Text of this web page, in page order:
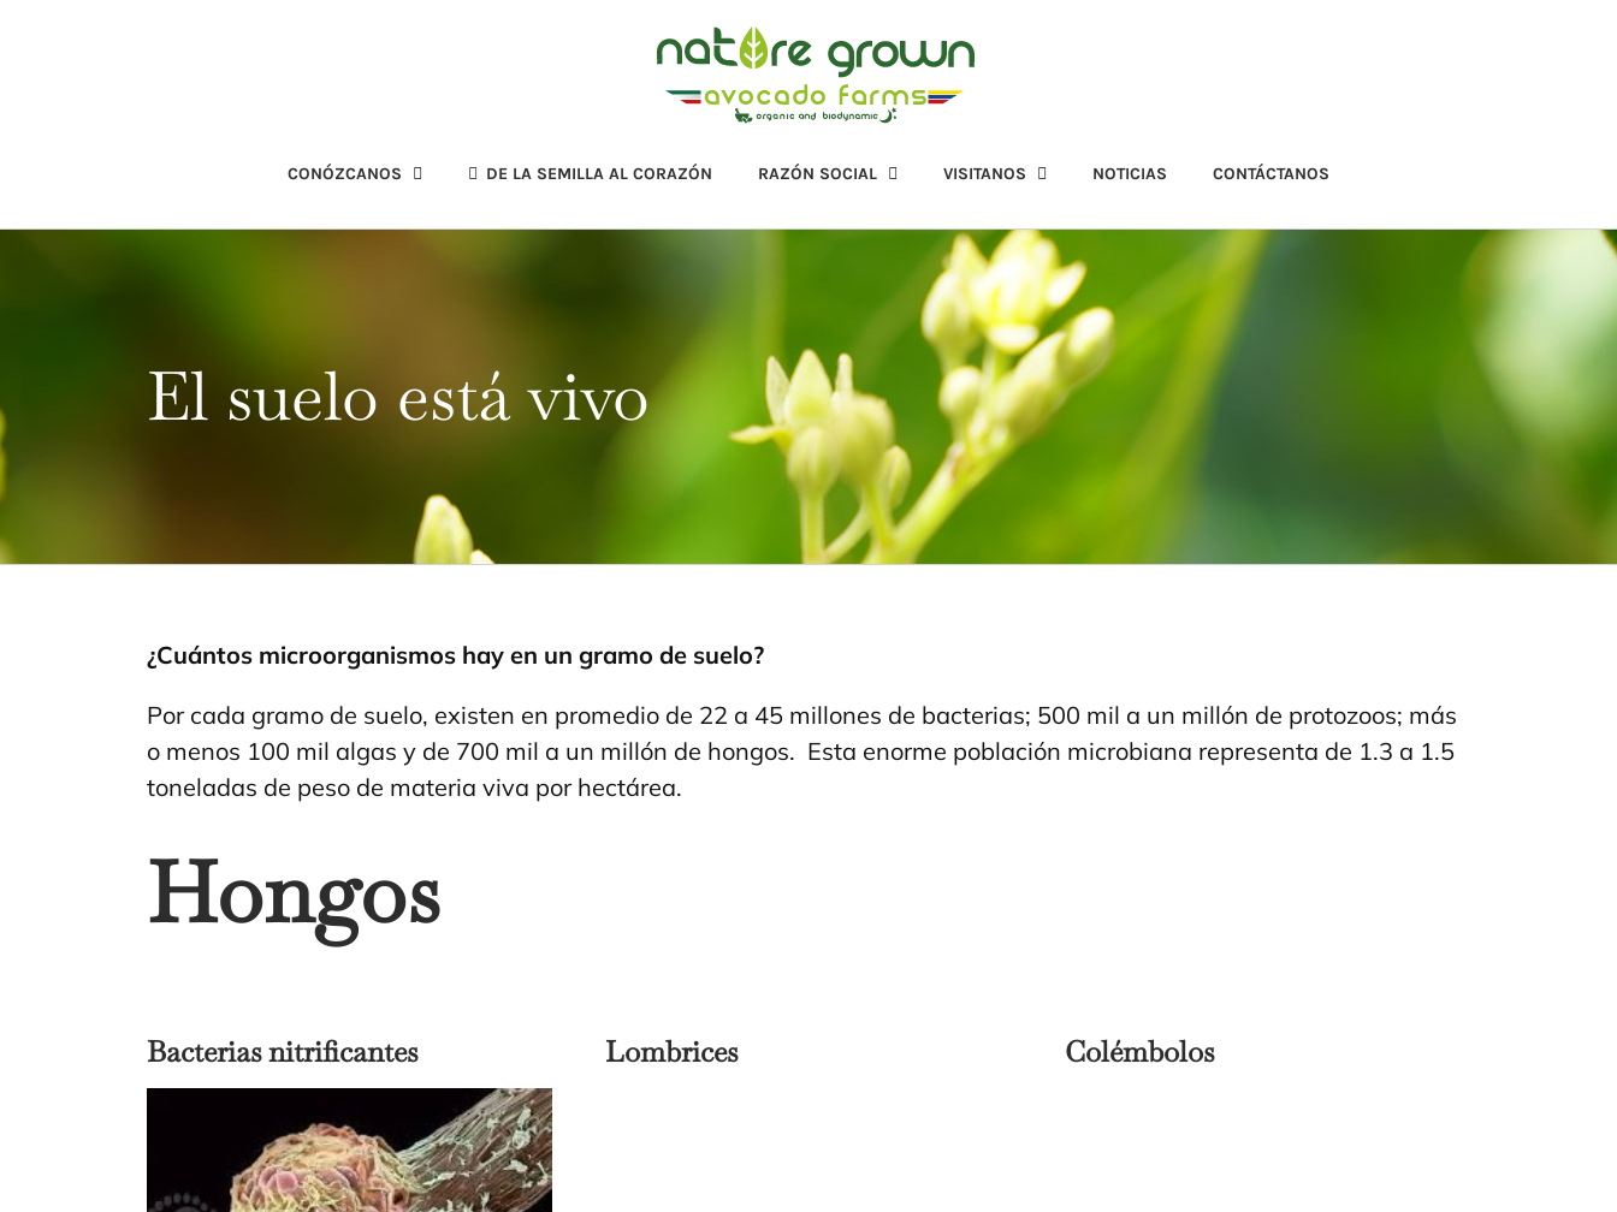
CONÓZCANOS DE LA SEMILLA AL CORAZÓN RAZÓN SOCIAL VISITANOS NOTICIAS CONTÁCTANOS
El suelo está vivo
¿Cuántos microorganismos hay en un gramo de suelo?
Por cada gramo de suelo, existen en promedio de 22 a 45 millones de bacterias; 500 mil a un millón de protozoos; más
o menos 100 mil algas y de 700 mil a un millón de hongos. Esta enorme población microbiana representa de 1.3 a 1.5
toneladas de peso de materia viva por hectárea.
Hongos
Bacterias nitrificantes Lombrices Colémbolos